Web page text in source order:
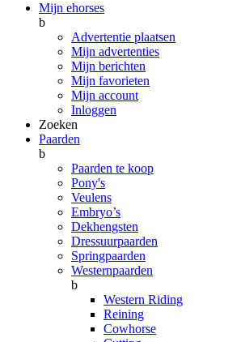
Mijn ehorses
b
Advertentie plaatsen
Mijn advertenties
Mijn berichten
Mijn favorieten
Mijn account
Inloggen
Zoeken
Paarden
b
Paarden te koop
Pony's
Veulens
Embryo’s
Dekhengsten
Dressuurpaarden
Springpaarden
Westernpaarden
b
Western Riding
Reining
Cowhorse